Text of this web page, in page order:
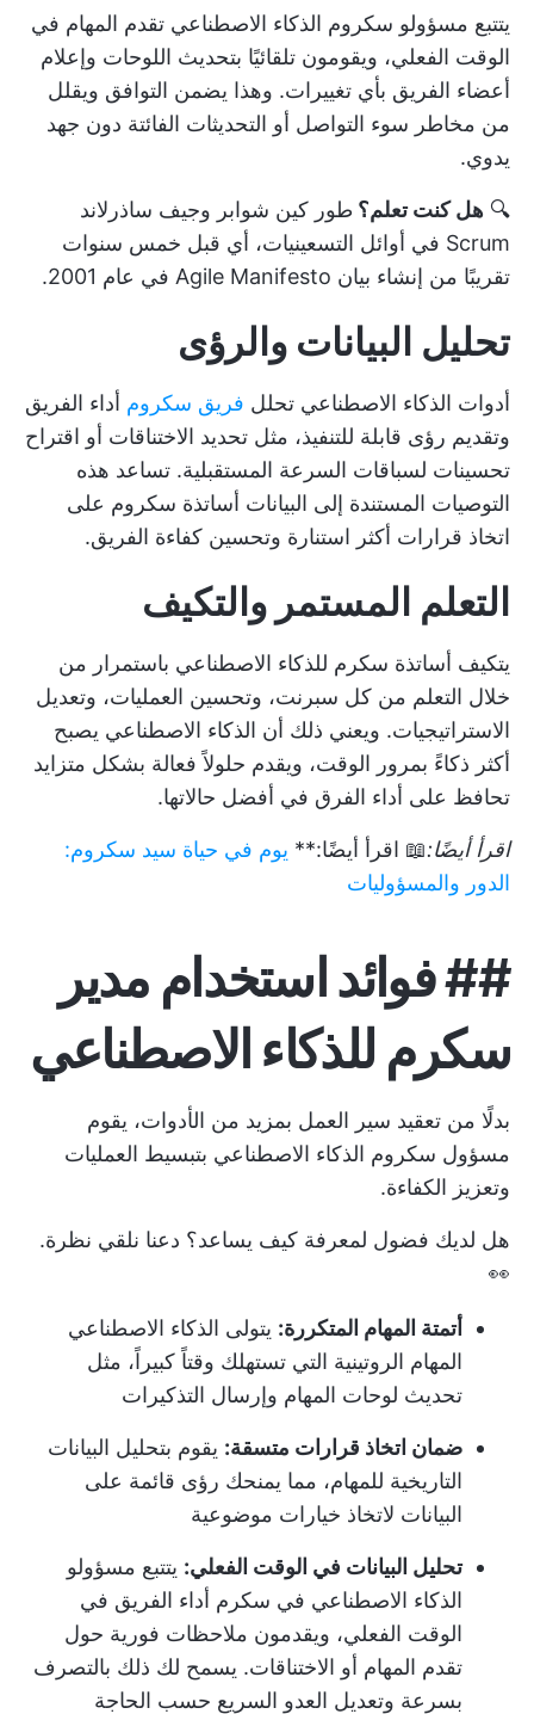
يتتبع مسؤولو سكروم الذكاء الاصطناعي تقدم المهام في
الوقت الفعلي، ويقومون تلقائيًا بتحديث اللوحات وإعلام
أعضاء الفريق بأي تغييرات. وهذا يضمن التوافق ويقلل
من مخاطر سوء التواصل أو التحديثات الفائتة دون جهد
يدوي.
🔍 هل كنت تعلم؟ طور كين شوابر وجيف ساذرلاند
Scrum في أوائل التسعينيات، أي قبل خمس سنوات
تقريبًا من إنشاء بيان Agile Manifesto في عام 2001.
تحليل البيانات والرؤى
أدوات الذكاء الاصطناعي تحلل فريق سكروم أداء الفريق
وتقديم رؤى قابلة للتنفيذ، مثل تحديد الاختناقات أو اقتراح
تحسينات لسباقات السرعة المستقبلية. تساعد هذه
التوصيات المستندة إلى البيانات أساتذة سكروم على
اتخاذ قرارات أكثر استنارة وتحسين كفاءة الفريق.
التعلم المستمر والتكيف
يتكيف أساتذة سكرم للذكاء الاصطناعي باستمرار من
خلال التعلم من كل سبرنت، وتحسين العمليات، وتعديل
الاستراتيجيات. ويعني ذلك أن الذكاء الاصطناعي يصبح
أكثر ذكاءً بمرور الوقت، ويقدم حلولاً فعالة بشكل متزايد
تحافظ على أداء الفرق في أفضل حالاتها.
اقرأ أيضًا:📖 اقرأ أيضًا:** يوم في حياة سيد سكروم:
الدور والمسؤوليات
##فوائد استخدام مدير
سكرم للذكاء الاصطناعي
بدلًا من تعقيد سير العمل بمزيد من الأدوات، يقوم
مسؤول سكروم الذكاء الاصطناعي بتبسيط العمليات
وتعزيز الكفاءة.
هل لديك فضول لمعرفة كيف يساعد؟ دعنا نلقي نظرة.
👀
أتمتة المهام المتكررة: يتولى الذكاء الاصطناعي
المهام الروتينية التي تستهلك وقتاً كبيراً، مثل
تحديث لوحات المهام وإرسال التذكيرات
ضمان اتخاذ قرارات متسقة: يقوم بتحليل البيانات
التاريخية للمهام، مما يمنحك رؤى قائمة على
البيانات لاتخاذ خيارات موضوعية
تحليل البيانات في الوقت الفعلي: يتتبع مسؤولو
الذكاء الاصطناعي في سكرم أداء الفريق في
الوقت الفعلي، ويقدمون ملاحظات فورية حول
تقدم المهام أو الاختناقات. يسمح لك ذلك بالتصرف
بسرعة وتعديل العدو السريع حسب الحاجة